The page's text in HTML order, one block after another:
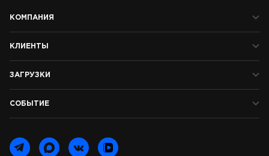
КОМПАНИЯ
КЛИЕНТЫ
ЗАГРУЗКИ
СОБЫТИЕ